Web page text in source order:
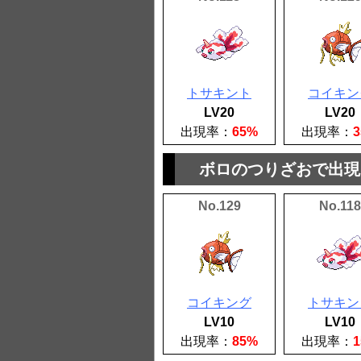
トサキント
LV20
出現率： 65%
コイキ
LV20
出現率：
ボロのつりざおで出現
No.129
コイキング
LV10
出現率： 85%
No.118
トサキン
LV10
出現率：